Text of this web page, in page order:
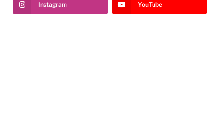
Instagram YouTube